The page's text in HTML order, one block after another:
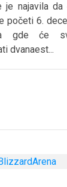
je najavila
početi 6.
gde će
dvanaest...